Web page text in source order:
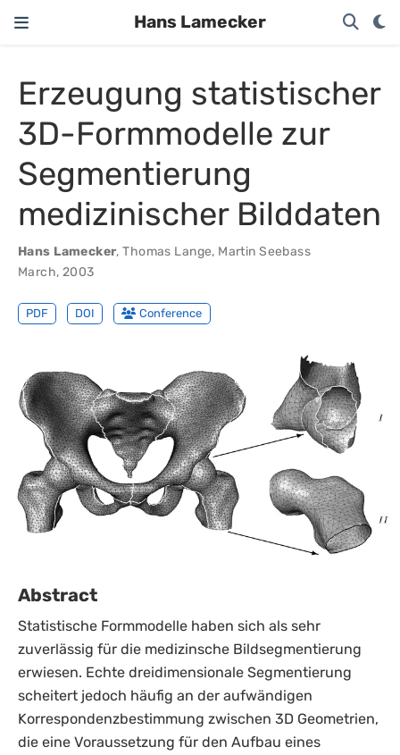
Hans Lamecker
Erzeugung statistischer
3D-Formmodelle zur
Segmentierung
medizinischer Bilddaten
Hans Lamecker,Thomas Lange, Martin Seebass
March, 2003
PDF DOI Conference
Abstract
Statistische Formmodelle haben sich als sehr
zuverlässig für die medizinsche Bildsegmentierung
erwiesen. Echte dreidimensionale Segmentierung
scheitert jedoch häufig an der aufwändigen
Korrespondenzbestimmung zwischen 3D Geometrien,
die eine Voraussetzung für den Aufbau eines